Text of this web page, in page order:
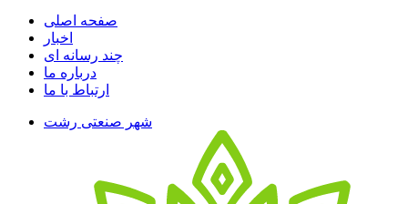
صفحه اصلی
اخبار
چند رسانه ای
درباره ما
ارتباط با ما
شهر صنعتی رشت